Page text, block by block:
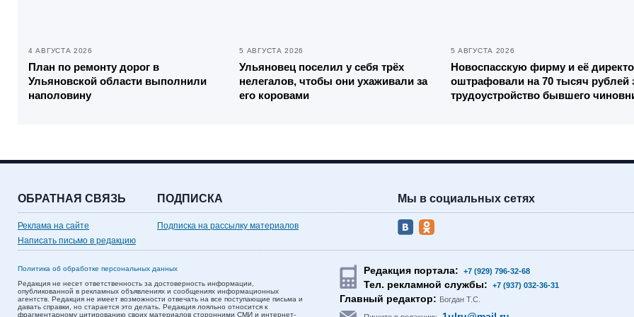
4 АВГУСТА 2026
План по ремонту дорог в
Ульяновской области выполнили
наполовину
5 АВГУСТА 2026
Ульяновец поселил у себя трёх
нелегалов, чтобы они ухаживали за
его коровами
5 АВГУСТА 2026
Новоспасскую фирму и её
оштрафовали на 70 тысяч рублей
трудоустройство бывшего
ОБРАТНАЯ СВЯЗЬ
Реклама на сайте
Написать письмо в редакцию
ПОДПИСКА
Подписка на рассылку материалов
Мы в социальных сетях
Политика об обработке персональных данных
Редакция не несет ответственность за достоверность информации,
опубликованной в рекламных объявлениях и сообщениях информационных
агентств. Редакция не имеет возможности отвечать на все поступающие письма и
давать справки, но старается это делать. Редакция лояльно относится к
фрагментарному цитированию своих материалов сторонними СМИ и интернет-
Редакция портала: +7 (929) 796-32-68
Тел. рекламной службы: +7 (937) 032-36-31
Главный редактор: Богдан Т.С.